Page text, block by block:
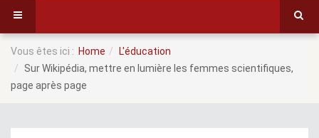
Vous êtes ici : Home
L'éducation
Sur Wikipédia, mettre en lumière les femmes scientifiques,
page après page